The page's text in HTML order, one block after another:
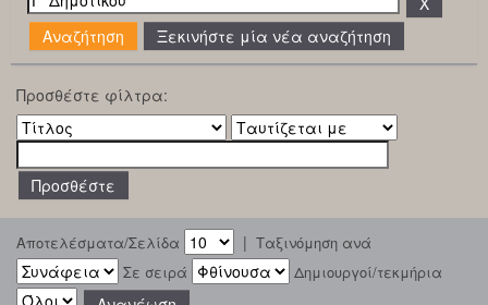
Ξεκινήστε μία νέα αναζήτηση
Προσθέστε φίλτρα:
Αποτελέσματα/Σελίδα | Ταξινόμηση ανά
Σε σειρά
Δημιουργοί/τεκμήρια